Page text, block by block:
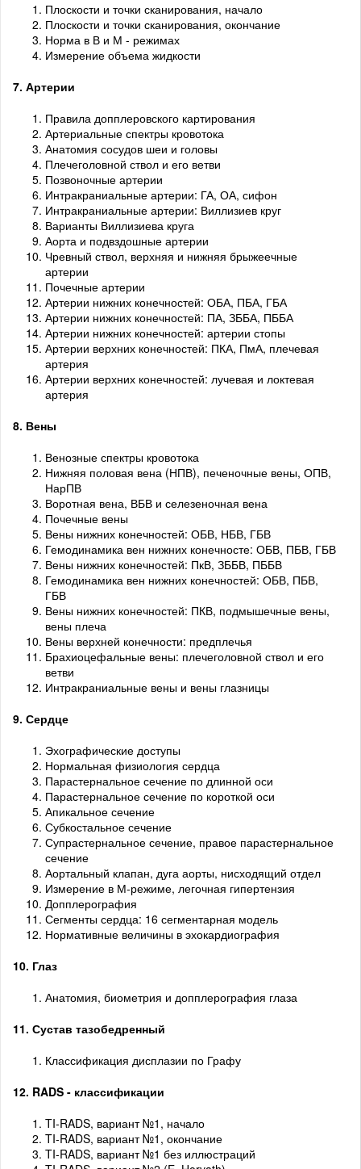
Плоскости и точки сканирования, начало
Плоскости и точки сканирования, окончание
Норма в В и М - режимах
Измерение объема жидкости
7. Артерии
Правила допплеровского картирования
Артериальные спектры кровотока
Анатомия сосудов шеи и головы
Плечеголовной ствол и его ветви
Позвоночные артерии
Интракраниальные артерии: ГА, ОА, сифон
Интракраниальные артерии: Виллизиев круг
Варианты Виллизиева круга
Аорта и подвздошные артерии
Чревный ствол, верхняя и нижняя брыжеечные
артерии
Почечные артерии
Артерии нижних конечностей: ОБА, ПБА, ГБА
Артерии нижних конечностей: ПА, ЗББА, ПББА
Артерии нижних конечностей: артерии стопы
Артерии верхних конечностей: ПКА, ПмА, плечевая
артерия
Артерии верхних конечностей: лучевая и локтевая
артерия
8. Вены
Венозные спектры кровотока
Нижняя половая вена (НПВ), печеночные вены, ОПВ,
НарПВ
Воротная вена, ВБВ и селезеночная вена
Почечные вены
Вены нижних конечностей: ОБВ, НБВ, ГБВ
Гемодинамика вен нижних конечносте: ОБВ, ПБВ, ГБВ
Вены нижних конечностей: ПкВ, ЗББВ, ПББВ
Гемодинамика вен нижних конечностей: ОБВ, ПБВ,
ГБВ
Вены нижних конечностей: ПКВ, подмышечные вены,
вены плеча
Вены верхней конечности: предплечья
Брахиоцефальные вены: плечеголовной ствол и его
ветви
Интракраниальные вены и вены глазницы
9. Сердце
Эхографические доступы
Нормальная физиология сердца
Парастернальное сечение по длинной оси
Парастернальное сечение по короткой оси
Апикальное сечение
Субкостальное сечение
Супрастернальное сечение, правое парастернальное
сечение
Аортальный клапан, дуга аорты, нисходящий отдел
Измерение в М-режиме, легочная гипертензия
Допплерография
Сегменты сердца: 16 сегментарная модель
Нормативные величины в эхокардиография
10. Глаз
Анатомия, биометрия и допплерография глаза
11. Сустав тазобедренный
Классификация дисплазии по Графу
12. RADS - классификации
TI-RADS, вариант №1, начало
TI-RADS, вариант №1, окончание
TI-RADS, вариант №1 без иллюстраций